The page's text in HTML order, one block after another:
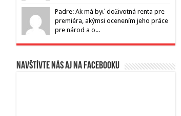
Padre: Ak má byť doživotná renta pre
premiéra, akýmsi ocenením jeho práce
pre národ a o...
Navštívte nás aj na Facebooku